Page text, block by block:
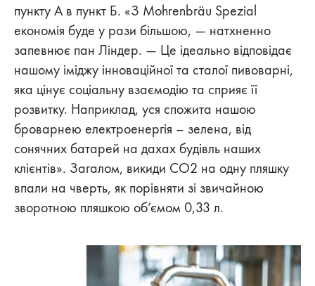
пункту А в пункт Б. «З Mohrenbräu Spezial
економія буде у рази більшою, — натхненно
запевнює пан Ліндер. — Це ідеально відповідає
нашому іміджу інноваційної та сталої пивоварні,
яка цінує соціальну взаємодію та сприяє її
розвитку. Наприклад, уся спожита нашою
броварнею електроенергія – зелена, від
сонячних батарей на дахах будівль наших
клієнтів». Загалом, викиди CO2 на одну пляшку
впали на чверть, як порівняти зі звичайною
зворотною пляшкою об’ємом 0,33 л.